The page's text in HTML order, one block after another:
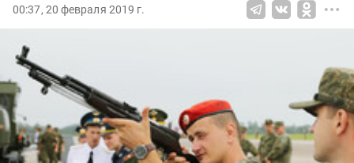
00:37, 20 февраля 2019 г.